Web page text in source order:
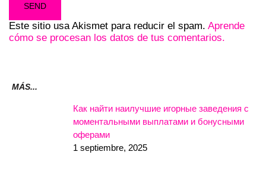
Este sitio usa Akismet para reducir el spam. Aprende
cómo se procesan los datos de tus comentarios.
MÁS...
Как найти наилучшие игорные заведения с
моментальными выплатами и бонусными
оферами
1 septiembre, 2025